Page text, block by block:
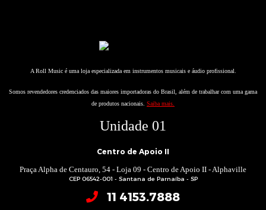
A Roll Music é uma loja especializada em instrumentos musicais e áudio profissional.
Somos revendedores credenciados das maiores importadoras do Brasil, além de trabalhar com uma gama
de produtos nacionais. Saiba mais.
Unidade 01
Centro de Apoio II
Praça Alpha de Centauro, 54 - Loja 09 - Centro de Apoio II - Alphaville
CEP 06542-001 - Santana de Parnaíba - SP
11 4153.7888